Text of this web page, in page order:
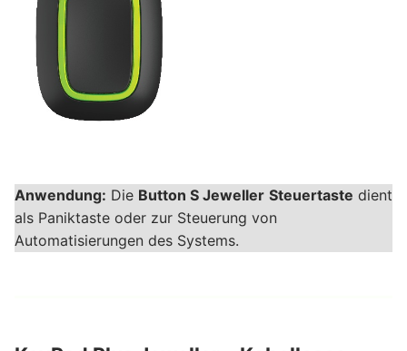
Anwendung: Die Button S Jeweller Steuertaste dient
als Paniktaste oder zur Steuerung von
Automatisierungen des Systems.